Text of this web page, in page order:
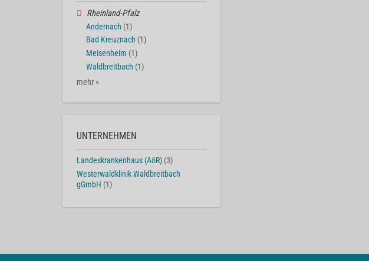
Rheinland-Pfalz
Andernach (1)
Bad Kreuznach (1)
Meisenheim (1)
Waldbreitbach (1)
mehr »
UNTERNEHMEN
Landeskrankenhaus (AöR) (3)
Westerwaldklinik Waldbreitbach
gGmbH (1)